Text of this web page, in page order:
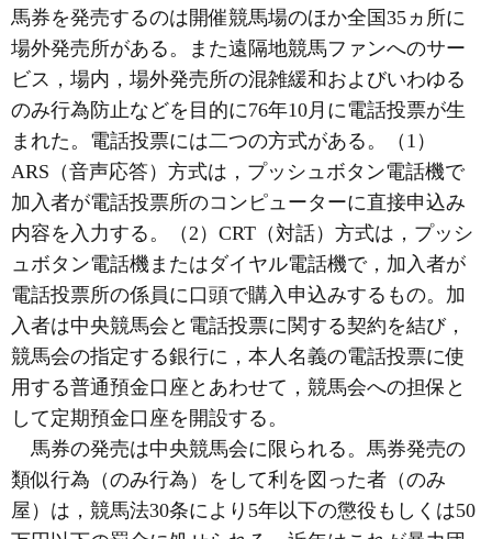
馬券を発売するのは開催競馬場のほか全国35ヵ所に
場外発売所がある。また遠隔地競馬ファンへのサー
ビス，場内，場外発売所の混雑緩和およびいわゆる
のみ行為防止などを目的に76年10月に電話投票が生
まれた。電話投票には二つの方式がある。（1）
ARS（音声応答）方式は，プッシュボタン電話機で
加入者が電話投票所のコンピューターに直接申込み
内容を入力する。（2）CRT（対話）方式は，プッシ
ュボタン電話機またはダイヤル電話機で，加入者が
電話投票所の係員に口頭で購入申込みするもの。加
入者は中央競馬会と電話投票に関する契約を結び，
競馬会の指定する銀行に，本人名義の電話投票に使
用する普通預金口座とあわせて，競馬会への担保と
して定期預金口座を開設する。
馬券の発売は中央競馬会に限られる。馬券発売の
類似行為（のみ行為）をして利を図った者（のみ
屋）は，競馬法30条により5年以下の懲役もしくは50